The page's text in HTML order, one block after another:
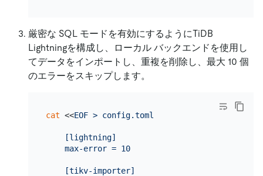
厳密な SQL モードを有効にするようにTiDB
Lightningを構成し、ローカル バックエンドを使用し
てデータをインポートし、重複を削除し、最大 10 個
のエラーをスキップします。
cat <<EOF > config.toml
    [lightning]
    max-error = 10
    [tikv-importer]